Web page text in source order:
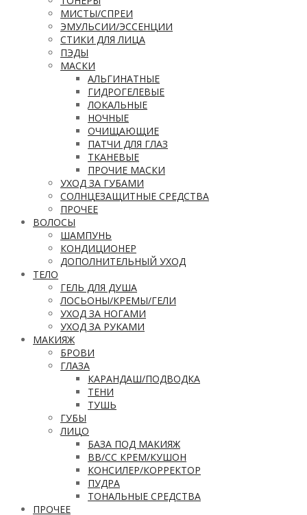
МИСТЫ/СПРЕИ
ЭМУЛЬСИИ/ЭССЕНЦИИ
СТИКИ ДЛЯ ЛИЦА
ПЭДЫ
МАСКИ
АЛЬГИНАТНЫЕ
ГИДРОГЕЛЕВЫЕ
ЛОКАЛЬНЫЕ
НОЧНЫЕ
ОЧИЩАЮЩИЕ
ПАТЧИ ДЛЯ ГЛАЗ
ТКАНЕВЫЕ
ПРОЧИЕ МАСКИ
УХОД ЗА ГУБАМИ
СОЛНЦЕЗАЩИТНЫЕ СРЕДСТВА
ПРОЧЕЕ
ВОЛОСЫ
ШАМПУНЬ
КОНДИЦИОНЕР
ДОПОЛНИТЕЛЬНЫЙ УХОД
ТЕЛО
ГЕЛЬ ДЛЯ ДУША
ЛОСЬОНЫ/КРЕМЫ/ГЕЛИ
УХОД ЗА НОГАМИ
УХОД ЗА РУКАМИ
МАКИЯЖ
БРОВИ
ГЛАЗА
КАРАНДАШ/ПОДВОДКА
ТЕНИ
ТУШЬ
ГУБЫ
ЛИЦО
БАЗА ПОД МАКИЯЖ
ВВ/CC КРЕМ/КУШОН
КОНСИЛЕР/КОРРЕКТОР
ПУДРА
ТОНАЛЬНЫЕ СРЕДСТВА
ПРОЧЕЕ